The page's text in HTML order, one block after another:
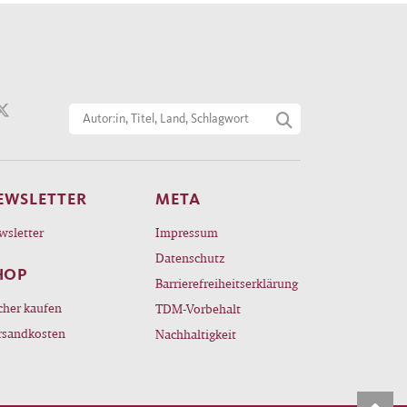
des
ist
kaufen
META
Impressum
Datenschutz
Barrierefreiheitserklärung
TDM-Vorbehalt
Nachhaltigkeit